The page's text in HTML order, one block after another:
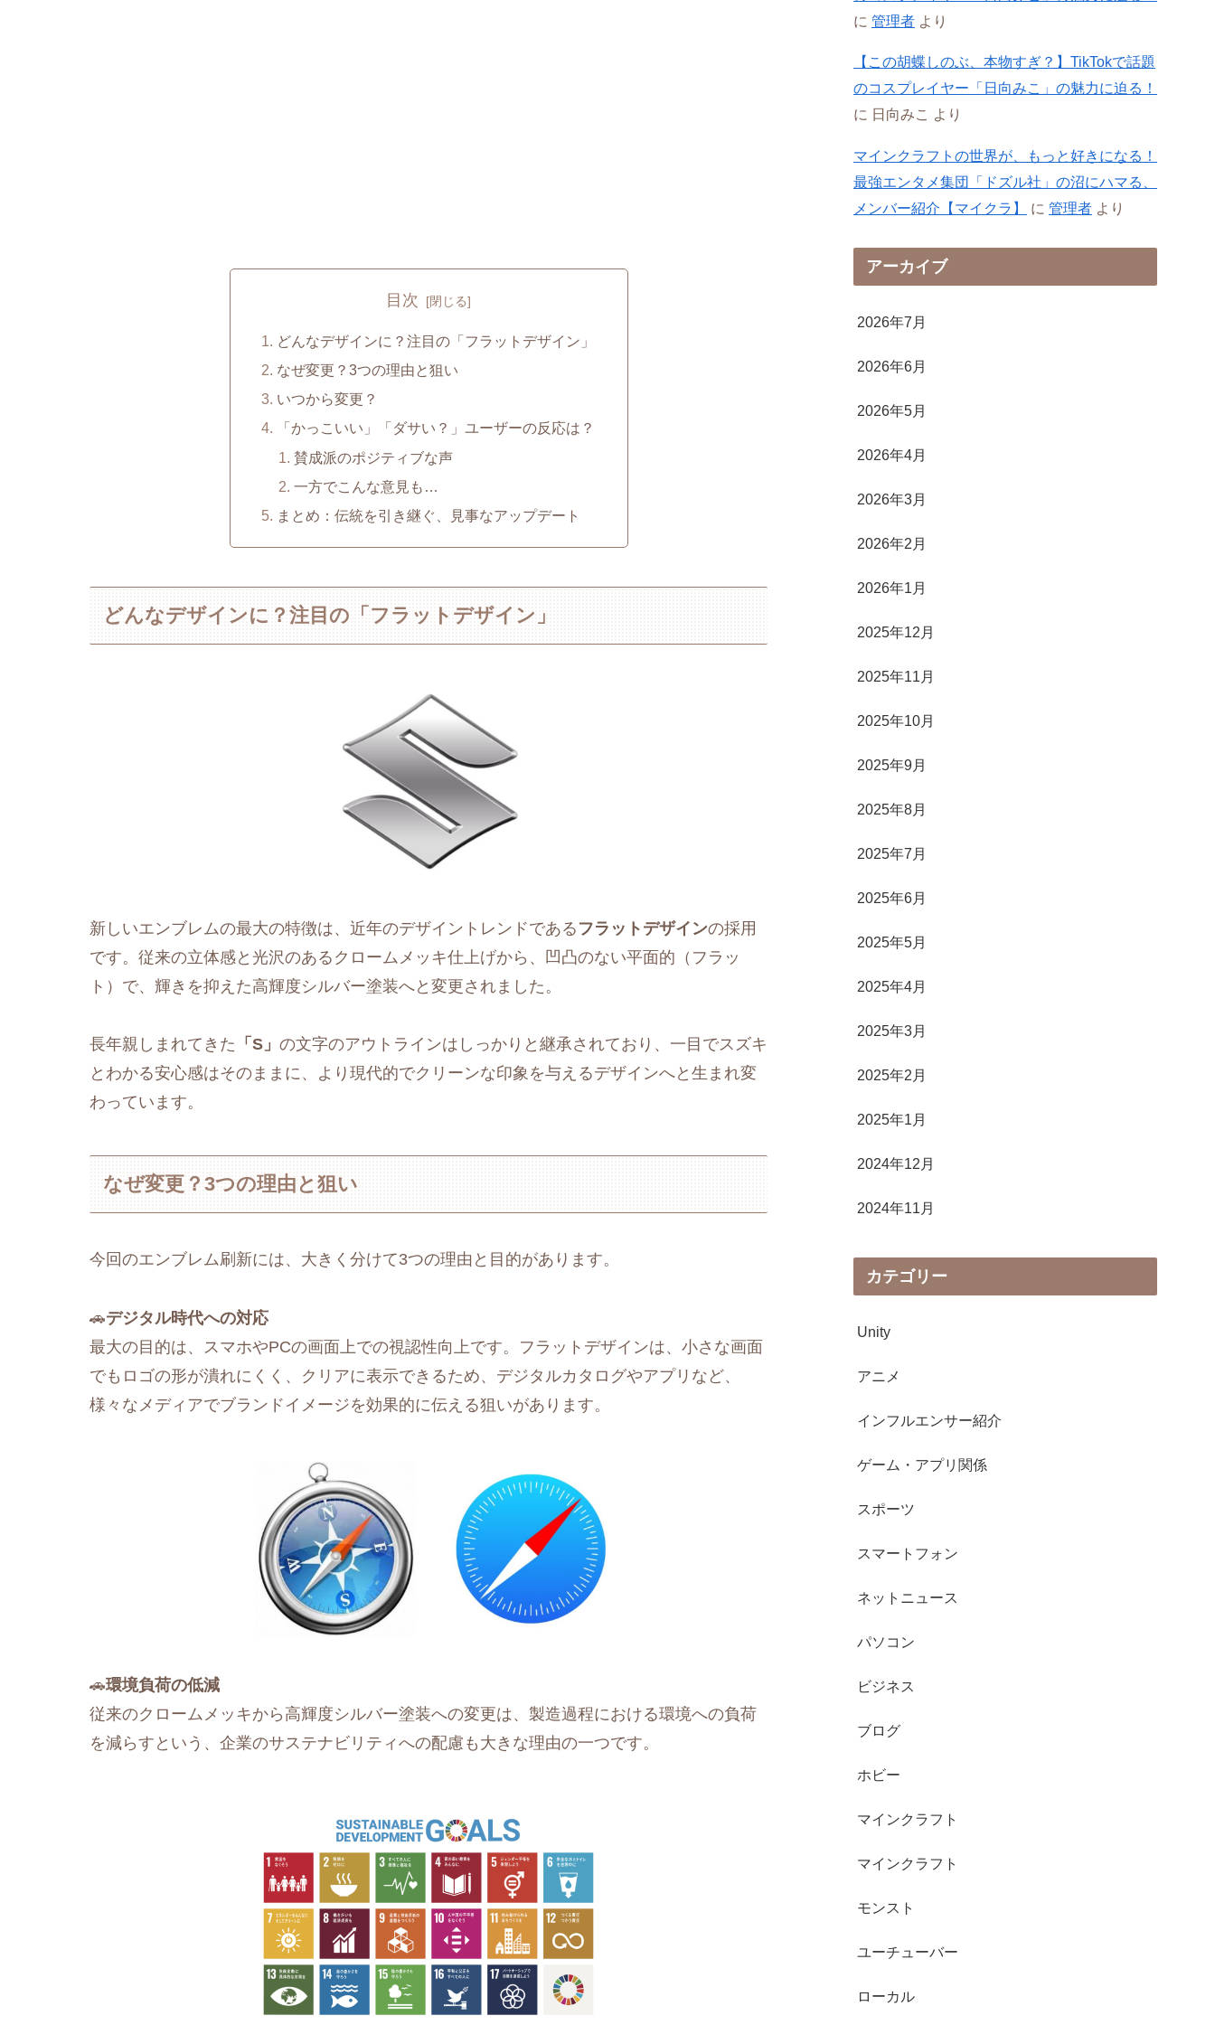
目次
どんなデザインに？注目の「フラットデザイン」
なぜ変更？3つの理由と狙い
いつから変更？
「かっこいい」「ダサい？」ユーザーの反応は？
賛成派のポジティブな声
一方でこんな意見も…
まとめ：伝統を引き継ぐ、見事なアップデート
どんなデザインに？注目の「フラットデザイン」
新しいエンブレムの最大の特徴は、近年のデザイントレンドである フラットデザインの採用
です。従来の立体感と光沢のあるクロームメッキ仕上げから、凹凸のない平面的（フラッ
ト）で、輝きを抑えた高輝度シルバー塗装へと変更されました。
長年親しまれてきた 「S」 の文字のアウトラインはしっかりと継承されており、一目でスズキ
とわかる安心感はそのままに、より現代的でクリーンな印象を与えるデザインへと生まれ変
わっています。
なぜ変更？3つの理由と狙い
今回のエンブレム刷新には、大きく分けて3つの理由と目的があります。
🚗デジタル時代への対応
最大の目的は、スマホやPCの画面上での視認性向上です。フラットデザインは、小さな画面
でもロゴの形が潰れにくく、クリアに表示できるため、デジタルカタログやアプリなど、
様々なメディアでブランドイメージを効果的に伝える狙いがあります。
🚗環境負荷の低減
従来のクロームメッキから高輝度シルバー塗装への変更は、製造過程における環境への負荷
を減らすという、企業のサステナビリティへの配慮も大きな理由の一つです。
に 管理者 より
【この胡蝶しのぶ、本物すぎ？】TikTokで話題
のコスプレイヤー「日向みこ」の魅力に迫る！
に 日向みこ より
マインクラフトの世界が、もっと好きになる！
最強エンタメ集団「ドズル社」の沼にハマる、
メンバー紹介【マイクラ】
に 管理者 より
アーカイブ
2026年7月
2026年6月
2026年5月
2026年4月
2026年3月
2026年2月
2026年1月
2025年12月
2025年11月
2025年10月
2025年9月
2025年8月
2025年7月
2025年6月
2025年5月
2025年4月
2025年3月
2025年2月
2025年1月
2024年12月
2024年11月
カテゴリー
Unity
アニメ
インフルエンサー紹介
ゲーム・アプリ関係
スポーツ
スマートフォン
ネットニュース
パソコン
ビジネス
ブログ
ホビー
マインクラフト
マインクラフト
モンスト
ユーチューバー
ローカル